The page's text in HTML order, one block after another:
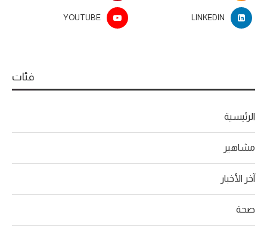
LINKEDIN
YOUTUBE
فئات
الرئيسية
مشاهير
آخر الأخبار
صحة